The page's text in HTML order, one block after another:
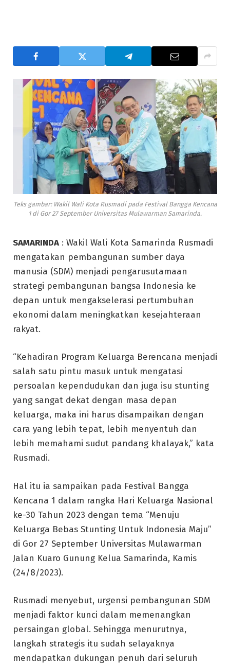
Teks gambar: Wakil Wali Kota Rusmadi pada Festival Bangga Kencana
1 di Gor 27 September Universitas Mulawarman Samarinda.
SAMARINDA : Wakil Wali Kota Samarinda Rusmadi
mengatakan pembangunan sumber daya
manusia (SDM) menjadi pengarusutamaan
strategi pembangunan bangsa Indonesia ke
depan untuk mengakselerasi pertumbuhan
ekonomi dalam meningkatkan kesejahteraan
rakyat.
“Kehadiran Program Keluarga Berencana menjadi
salah satu pintu masuk untuk mengatasi
persoalan kependudukan dan juga isu stunting
yang sangat dekat dengan masa depan
keluarga, maka ini harus disampaikan dengan
cara yang lebih tepat, lebih menyentuh dan
lebih memahami sudut pandang khalayak,” kata
Rusmadi.
Hal itu ia sampaikan pada Festival Bangga
Kencana 1 dalam rangka Hari Keluarga Nasional
ke-30 Tahun 2023 dengan tema “Menuju
Keluarga Bebas Stunting Untuk Indonesia Maju”
di Gor 27 September Universitas Mulawarman
Jalan Kuaro Gunung Kelua Samarinda, Kamis
(24/8/2023).
Rusmadi menyebut, urgensi pembangunan SDM
menjadi faktor kunci dalam memenangkan
persaingan global. Sehingga menurutnya,
langkah strategis itu sudah selayaknya
mendapatkan dukungan penuh dari seluruh